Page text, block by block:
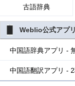
古語辞典
Weblio公式アプリ
中国語辞典アプリ -
中国語翻訳アプリ -